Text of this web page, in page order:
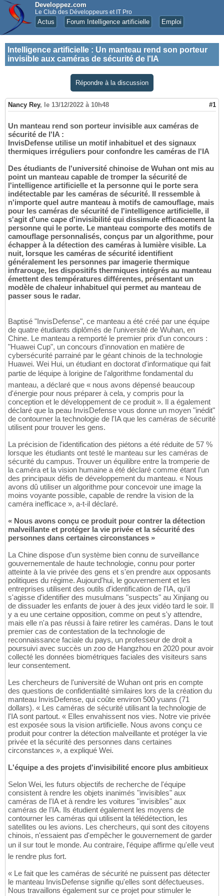
Developpez.com
Le Club des Développeurs et IT Pro
Actus Forum Intelligence artificielle Emploi
Intelligence artificielle : Un manteau rend son porteur
invisible aux caméras de sécurité de l'IA
Répondre à la discussion
Nancy Rey, le 13/12/2022 à 10h48 #1
Un manteau rend son porteur invisible aux caméras de
sécurité de l'IA :
InvisDefense utilise un motif inhabituel et des signaux
thermiques irréguliers pour confondre les caméras de l'IA
Des étudiants de l'université chinoise de Wuhan ont mis au
point un manteau capable de tromper la sécurité de
l'intelligence artificielle et la personne qui le porte sera
indétectable par les caméras de sécurité. Il ressemble à
n'importe quel autre manteau à motifs de camouflage, mais
pour les caméras de sécurité de l'intelligence artificielle, il
s'agit d'une cape d'invisibilité qui dissimule efficacement la
personne qui le porte. Le manteau comporte des motifs de
camouflage personnalisés, conçus par un algorithme, pour
échapper à la détection des caméras à lumière visible. La
nuit, lorsque les caméras de sécurité identifient
généralement les personnes par imagerie thermique
infrarouge, les dispositifs thermiques intégrés au manteau
émettent des températures différentes, présentant un
modèle de chaleur inhabituel qui permet au manteau de
passer sous le radar.
Baptisé "InvisDefense", ce manteau a été créé par une équipe
de quatre étudiants diplômés de l'université de Wuhan, en
Chine. Le manteau a remporté le premier prix d'un concours :
"Huawei Cup", un concours d'innovation en matière de
cybersécurité parrainé par le géant chinois de la technologie
Huawei. Wei Hui, un étudiant en doctorat d'informatique qui fait
partie de léquipe à lorigine de l'algorithme fondamental du
manteau, a déclaré que « nous avons dépensé beaucoup
d'énergie pour nous préparer à cela, y compris pour la
conception et le développement de ce produit ». Il a également
déclaré que la peau InvisDefense vous donne un moyen "inédit"
de contourner la technologie de l'IA que les caméras de sécurité
utilisent pour trouver les gens.
La précision de l'identification des piétons a été réduite de 57 %
lorsque les étudiants ont testé le manteau sur les caméras de
sécurité du campus. Trouver un équilibre entre la tromperie de
la caméra et la vision humaine a été déclaré comme étant l'un
des principaux défis de développement du manteau. « Nous
avons dû utiliser un algorithme pour concevoir une image la
moins voyante possible, capable de rendre la vision de la
caméra inefficace », a-t-il déclaré.
« Nous avons conçu ce produit pour contrer la détection
malveillante et protéger la vie privée et la sécurité des
personnes dans certaines circonstances »
La Chine dispose d'un système bien connu de surveillance
gouvernementale de haute technologie, connu pour porter
atteinte à la vie privée des gens et s'en prendre aux opposants
politiques du régime. Aujourd'hui, le gouvernement et les
entreprises utilisent des outils d'identification de l'IA, qu'il
s'agisse d'identifier des musulmans "suspects" au Xinjiang ou
de dissuader les enfants de jouer à des jeux vidéo tard le soir. Il
y a eu une certaine opposition, comme on peut s'y attendre,
mais elle n'a pas réussi à faire retirer les caméras. Dans le tout
premier cas de contestation de la technologie de
reconnaissance faciale du pays, un professeur de droit a
poursuivi avec succès un zoo de Hangzhou en 2020 pour avoir
collecté les données biométriques faciales des visiteurs sans
leur consentement.
Les chercheurs de l'université de Wuhan ont pris en compte
des questions de confidentialité similaires lors de la création du
manteau InvisDefense, qui coûte environ 500 yuans (71
dollars). « Les caméras de sécurité utilisant la technologie de
l'IA sont partout. « Elles envahissent nos vies. Notre vie privée
est exposée sous la vision artificielle. Nous avons conçu ce
produit pour contrer la détection malveillante et protéger la vie
privée et la sécurité des personnes dans certaines
circonstances », a expliqué Wei.
L'équipe a des projets d'invisibilité encore plus ambitieux
Selon Wei, les futurs objectifs de recherche de l'équipe
consistent à rendre les objets inanimés "invisibles" aux
caméras de l'IA et à rendre les voitures "invisibles" aux
caméras de l'IA. Ils étudient également les moyens de
contourner les caméras qui utilisent la télédétection, les
satellites ou les avions. Les chercheurs, qui sont des citoyens
chinois, n'essaient pas d'empêcher le gouvernement de garder
un il sur tout le monde. Au contraire, l'équipe affirme qu'elle veut
le rendre plus fort.
« Le fait que les caméras de sécurité ne puissent pas détecter
le manteau InvisDefense signifie qu'elles sont défectueuses.
Nous travaillons également sur ce projet pour stimuler le